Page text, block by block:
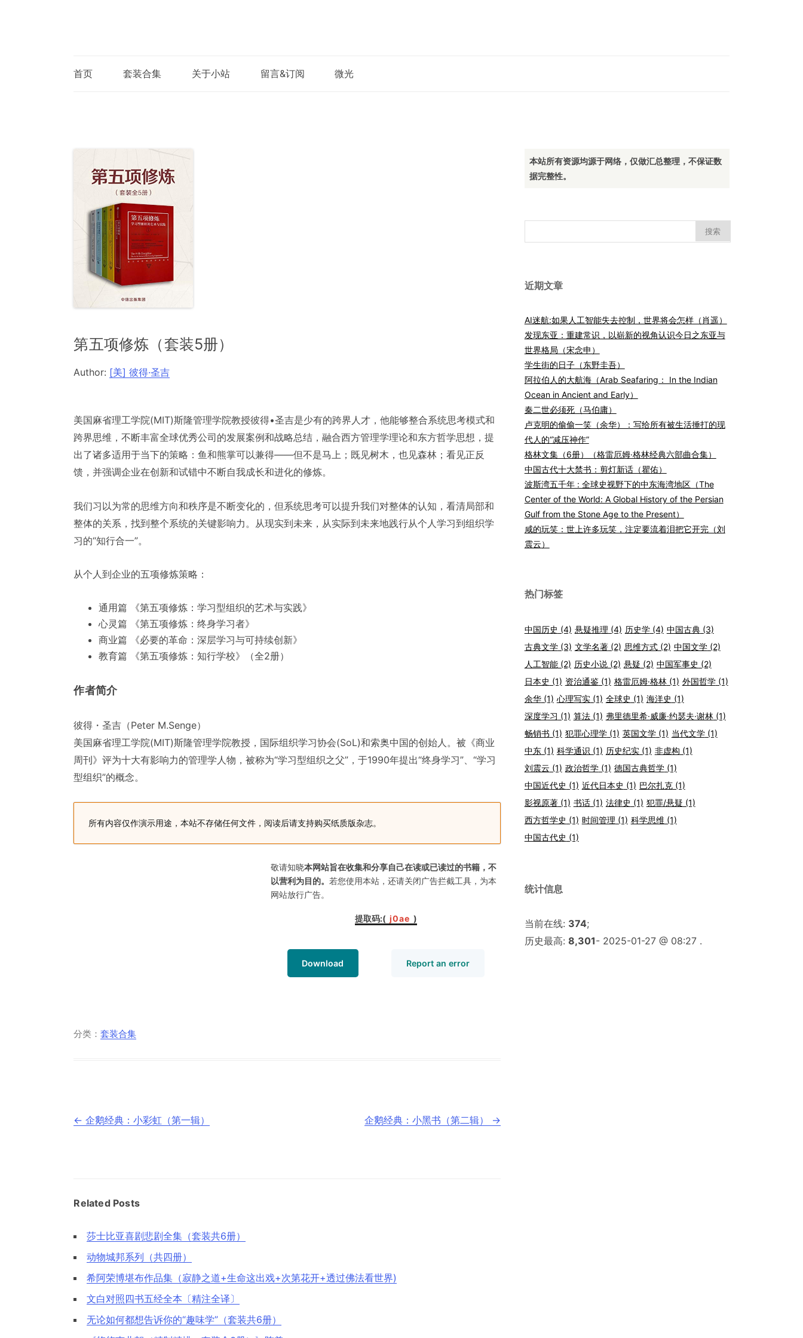
首页 套装合集 关于小站 留言&订阅 微光
第五项修炼（套装5册）
Author: [美] 彼得·圣吉
美国麻省理工学院(MIT)斯隆管理学院教授彼得•圣吉是少有的跨界人才，他能够整合系统思考模式和
跨界思维，不断丰富全球优秀公司的发展案例和战略总结，融合西方管理学理论和东方哲学思想，提
出了诸多适用于当下的策略：鱼和熊掌可以兼得——但不是马上；既见树木，也见森林；看见正反
馈，并强调企业在创新和试错中不断自我成长和进化的修炼。
我们习以为常的思维方向和秩序是不断变化的，但系统思考可以提升我们对整体的认知，看清局部和
整体的关系，找到整个系统的关键影响力。从现实到未来，从实际到未来地践行从个人学习到组织学
习的“知行合一”。
从个人到企业的五项修炼策略：
通用篇 《第五项修炼：学习型组织的艺术与实践》
心灵篇 《第五项修炼：终身学习者》
商业篇 《必要的革命：深层学习与可持续创新》
教育篇 《第五项修炼：知行学校》（全2册）
作者简介
彼得・圣吉（Peter M.Senge）
美国麻省理工学院(MIT)斯隆管理学院教授，国际组织学习协会(SoL)和索奥中国的创始人。被《商业
周刊》评为十大有影响力的管理学人物，被称为“学习型组织之父”，于1990年提出“终身学习”、“学习
型组织”的概念。
所有内容仅作演示用途，本站不存储任何文件，阅读后请支持购买纸质版杂志。
敬请知晓本网站旨在收集和分享自己在读或已读过的书籍，不
以营利为目的。若您使用本站，还请关闭广告拦截工具，为本
网站放行广告。
提取码:( j0ae )
Download Report an error
分类：套装合集
文
章
← 企鹅经典：小彩虹（第一辑） 企鹅经典：小黑书（第二辑） →
Related Posts
莎士比亚喜剧悲剧全集（套装共6册）
动物城邦系列（共四册）
希阿荣博堪布作品集（寂静之道+生命这出戏+次第花开+透过佛法看世界)
文白对照四书五经全本〔精注全译〕
无论如何都想告诉你的“趣味学”（套装共6册）
本站所有资源均源于网络，仅做汇总整理，不保证数
据完整性。
索：
近期文章
AI迷航:如果人工智能失去控制，世界将会怎样（肖遥）
发现东亚：重建常识，以崭新的视角认识今日之东亚与
世界格局（宋念申）
学生街的日子（东野圭吾）
阿拉伯人的大航海（Arab Seafaring： In the Indian
Ocean in Ancient and Early）
秦二世必须死（马伯庸）
卢克明的偷偷一笑（余华）：写给所有被生活捶打的现
代人的“减压神作”
格林文集（6册）（格雷厄姆·格林经典六部曲合集）
中国古代十大禁书：剪灯新话（瞿佑）
波斯湾五千年 : 全球史视野下的中东海湾地区（The
Center of the World: A Global History of the Persian
Gulf from the Stone Age to the Present）
咸的玩笑：世上许多玩笑，注定要流着泪把它开完（刘
震云）
热门标签
中国历史 (4) 悬疑推理 (4) 历史学(4) 中国古典(3)
古典文学(3) 文学名著(2) 思维方式(2) 中国文学(2)
人工智能(2) 历史小说(2) 悬疑 (2) 中国军事史 (2)
日本史 (1) 资治通鉴(1) 格雷厄姆·格林(1) 外国哲学(1)
余华(1) 心理写实(1) 全球史 (1) 海洋史 (1)
深度学习 (1) 算法(1) 弗里德里希·威廉·约瑟夫·谢林(1)
畅销书 (1) 犯罪心理学(1) 英国文学(1) 当代文学(1)
中东(1) 科学通识 (1) 历史纪实(1) 非虚构 (1)
刘震云 (1) 政治哲学(1) 德国古典哲学(1)
中国近代史 (1) 近代日本史 (1) 巴尔扎克(1)
影视原著(1) 书话(1) 法律史 (1) 犯罪/悬疑 (1)
西方哲学史 (1) 时间管理 (1) 科学思维(1)
中国古代史 (1)
统计信息
当前在线: 374;
历史最高: 8,301- 2025-01-27 @ 08:27 .